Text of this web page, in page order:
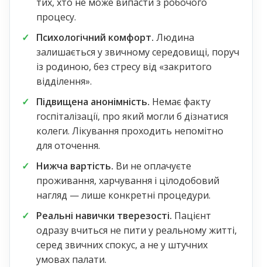
тих, хто не може випасти з робочого
процесу.
Психологічний комфорт. Людина
залишається у звичному середовищі, поруч
із родиною, без стресу від «закритого
відділення».
Підвищена анонімність. Немає факту
госпіталізації, про який могли б дізнатися
колеги. Лікування проходить непомітно
для оточення.
Нижча вартість. Ви не оплачуєте
проживання, харчування і цілодобовий
нагляд — лише конкретні процедури.
Реальні навички тверезості. Пацієнт
одразу вчиться не пити у реальному житті,
серед звичних спокус, а не у штучних
умовах палати.